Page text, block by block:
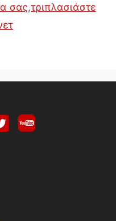
σας,τριπλασιάστε